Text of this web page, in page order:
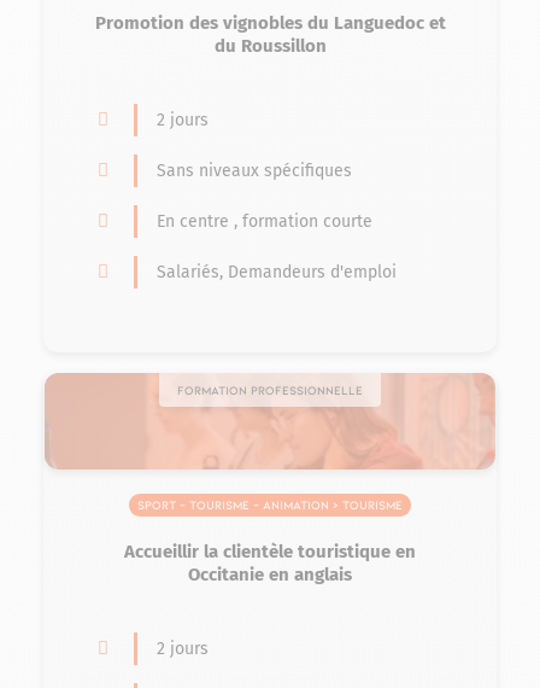
Promotion des vignobles du Languedoc et
du Roussillon
2 jours
Sans niveaux spécifiques
En centre , formation courte
Salariés, Demandeurs d'emploi
Formation professionnelle
Sport – Tourisme – Animation > Tourisme
Accueillir la clientèle touristique en
Occitanie en anglais
2 jours